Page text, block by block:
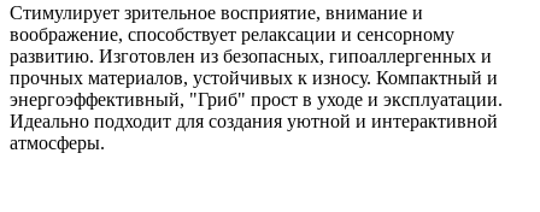
Стимулирует зрительное восприятие, внимание и
воображение, способствует релаксации и сенсорному
развитию. Изготовлен из безопасных, гипоаллергенных и
прочных материалов, устойчивых к износу. Компактный и
энергоэффективный, "Гриб" прост в уходе и эксплуатации.
Идеально подходит для создания уютной и интерактивной
атмосферы.